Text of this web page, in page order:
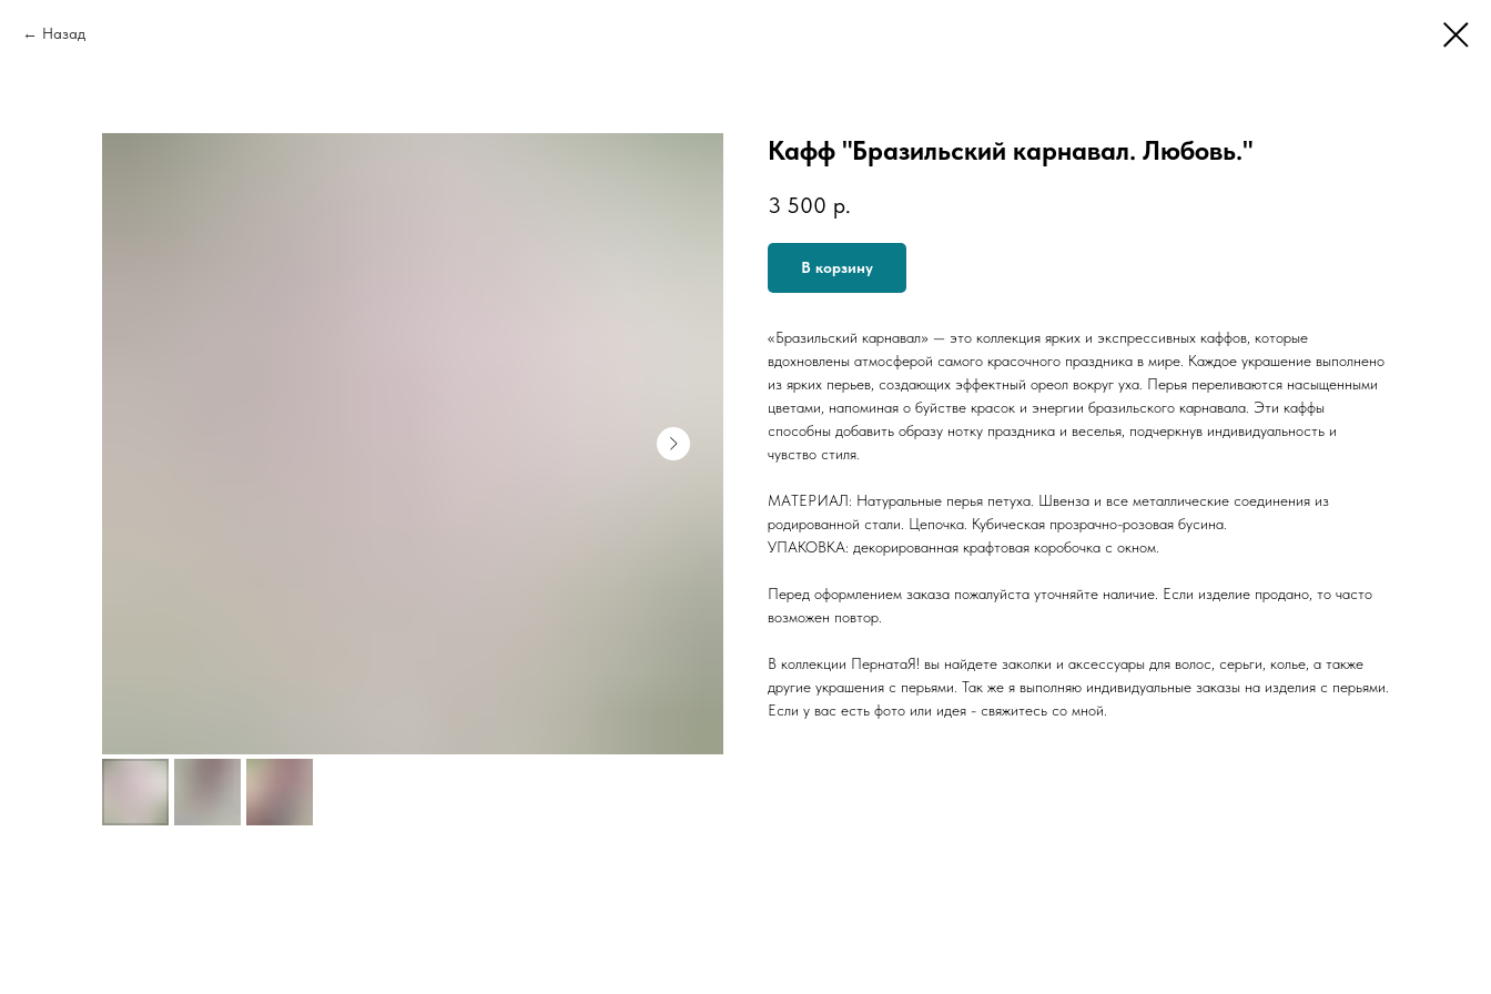
Назад
Кафф "Бразильский карнавал. Любовь."
3 500 р.
В корзину
«Бразильский карнавал» — это коллекция ярких и экспрессивных каффов, которые
вдохновлены атмосферой самого красочного праздника в мире. Каждое украшение выполнено
из ярких перьев, создающих эффектный ореол вокруг уха. Перья переливаются насыщенными
цветами, напоминая о буйстве красок и энергии бразильского карнавала. Эти каффы
способны добавить образу нотку праздника и веселья, подчеркнув индивидуальность и
чувство стиля.
МАТЕРИАЛ: Натуральные перья петуха. Швенза и все металлические соединения из
родированной стали. Цепочка. Кубическая прозрачно-розовая бусина.
УПАКОВКА: декорированная крафтовая коробочка с окном.
Перед оформлением заказа пожалуйста уточняйте наличие. Если изделие продано, то часто
возможен повтор.
В коллекции ПернатаЯ! вы найдете заколки и аксессуары для волос, серьги, колье, а также
другие украшения с перьями. Так же я выполняю индивидуальные заказы на изделия с перьями.
Если у вас есть фото или идея - свяжитесь со мной.